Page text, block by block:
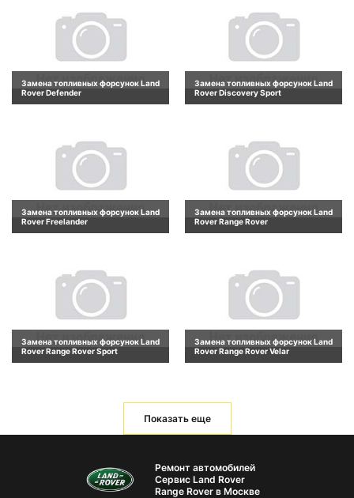
Замена топливных форсунок Land
Rover Defender
Замена топливных форсунок Land
Rover Discovery Sport
Замена топливных форсунок Land
Rover Freelander
Замена топливных форсунок Land
Rover Range Rover
Замена топливных форсунок Land
Rover Range Rover Sport
Замена топливных форсунок Land
Rover Range Rover Velar
Показать еще
Ремонт автомобилей
Сервис Land Rover
Range Rover в Москве